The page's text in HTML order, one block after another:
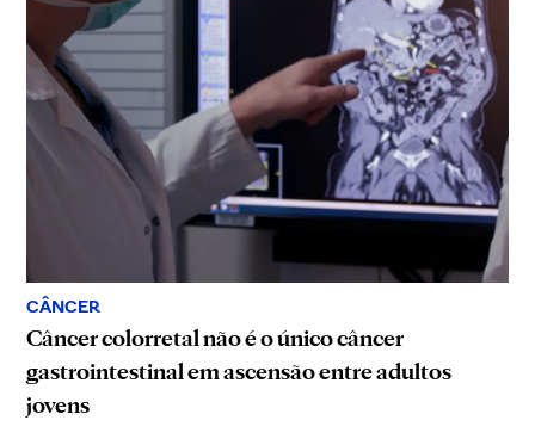
CÂNCER
Câncer colorretal não é o único câncer
gastrointestinal em ascensão entre adultos
jovens